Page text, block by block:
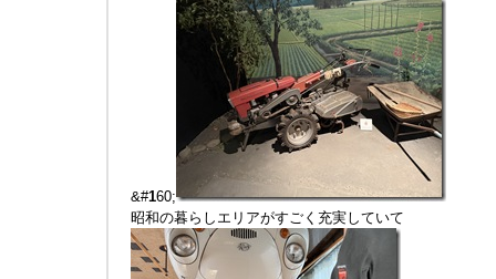
&#160;
昭和の暮らしエリアがすごく充実していて